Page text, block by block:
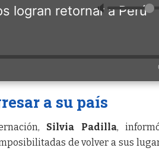
logran retornar a Perú
🔈
a su país
Silvia Padilla,
de volver a sus